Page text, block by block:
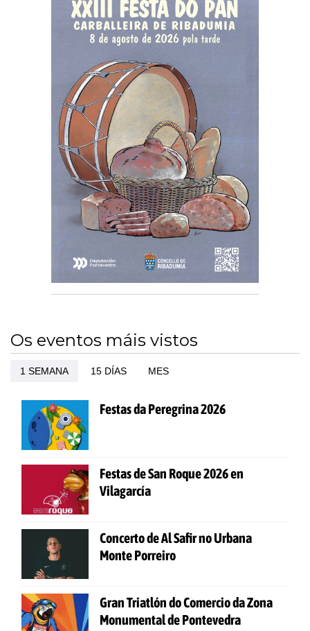
Os eventos máis vistos
1 SEMANA 15 DÍAS MES
Festas da Peregrina 2026
Festas de San Roque 2026 en
Vilagarcía
Concerto de Al Safir no Urbana
Monte Porreiro
Gran Triatlón do Comercio da Zona
Monumental de Pontevedra